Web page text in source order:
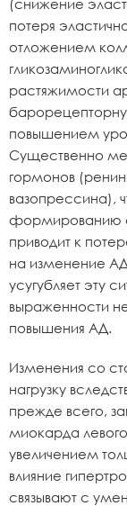
(снижение
потеря
отложением
растяжимости
повышением
Существенно
гормонов
вазопрессина),
формированию
приводит к
на изменение
усугубляет эту
выраженности
повышения АД.
Изменения со
нагрузку
прежде всего,
миокарда
увеличением
влияние
связывают с